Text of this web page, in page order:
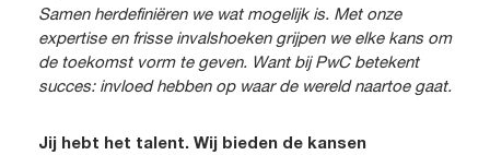
Samen herdefiniëren we wat mogelijk is. Met onze
expertise en frisse invalshoeken grijpen we elke kans om
de toekomst vorm te geven. Want bij PwC betekent
succes: invloed hebben op waar de wereld naartoe gaat.
Jij hebt het talent. Wij bieden de kansen